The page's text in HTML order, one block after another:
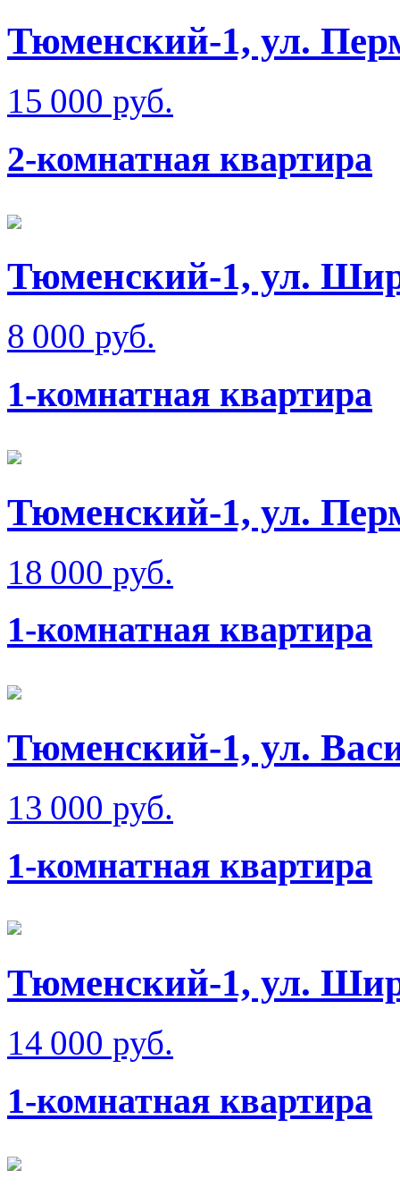
Тюменский-1, ул.
15 000 руб.
2-комнатная квартира
Тюменский-1, ул.
8 000 руб.
1-комнатная квартира
Тюменский-1, ул.
18 000 руб.
1-комнатная квартира
Тюменский-1, ул.
13 000 руб.
1-комнатная квартира
Тюменский-1, ул.
14 000 руб.
1-комнатная квартира